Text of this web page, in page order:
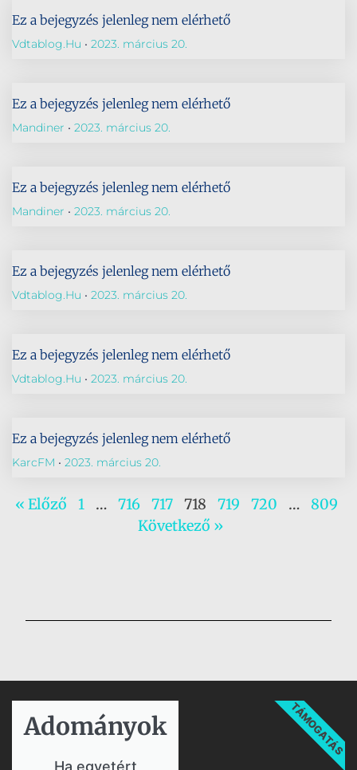
Ez a bejegyzés jelenleg nem elérhető
Vdtablog.hu 2023. március 20.
Ez a bejegyzés jelenleg nem elérhető
Mandiner 2023. március 20.
Ez a bejegyzés jelenleg nem elérhető
Mandiner 2023. március 20.
Ez a bejegyzés jelenleg nem elérhető
Vdtablog.hu 2023. március 20.
Ez a bejegyzés jelenleg nem elérhető
Vdtablog.hu 2023. március 20.
Ez a bejegyzés jelenleg nem elérhető
KarcFM 2023. március 20.
« Előző 1 … 716 717 718 719 720 …
809
Következő »
Adományok​
Ha egyetért
TÁMOGATÁS